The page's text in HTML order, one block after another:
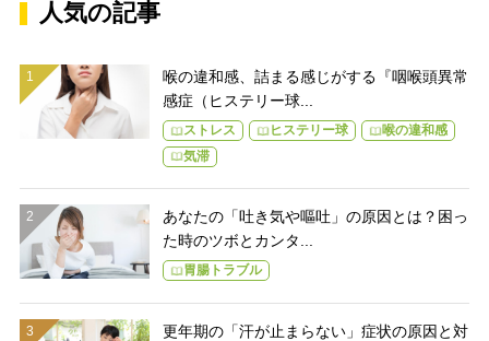
人気の記事
喉の違和感、詰まる感じがする『咽喉頭異常
感症（ヒステリー球...
ストレス ヒステリー球
喉の違和感
気滞
あなたの「吐き気や嘔吐」の原因とは？困っ
た時のツボとカンタ...
胃腸トラブル
更年期の「汗が止まらない」症状の原因と対